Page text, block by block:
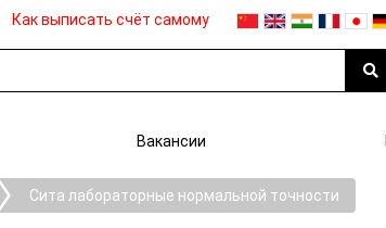
Как выписать счёт самому
Вакансии
Сита лабораторные нормальной точности